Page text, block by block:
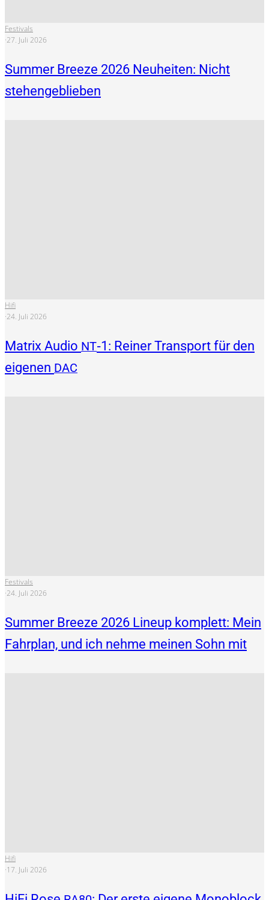
Festivals
·27. Juli 2026
Summer Breeze 2026 Neuheiten: Nicht
stehengeblieben
Hifi
·24. Juli 2026
Matrix Audio NT‑1: Reiner Transport für den
eigenen DAC
Festivals
·24. Juli 2026
Summer Breeze 2026 Lineup komplett: Mein
Fahrplan, und ich nehme meinen Sohn mit
Hifi
·17. Juli 2026